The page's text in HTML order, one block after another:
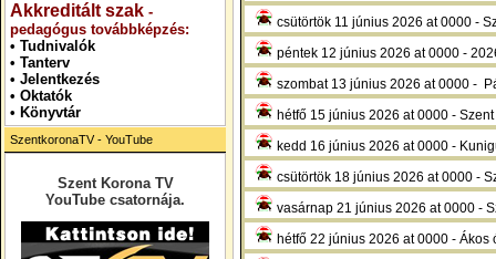
Akkreditált szak -
pedagógus továbbképzés:
• Tudnivalók
• Tanterv
• Jelentkezés
• Oktatók
• Könyvtár
SzentkoronaTV - YouTube
Szent Korona TV
YouTube csatornája.
csütörtök 11 június 2026 at 0000 -
péntek 12 június 2026 at 0000 -
szombat 13 június 2026 at 0000 -
hétfő 15 június 2026 at 0000 -
kedd 16 június 2026 at 0000 -
csütörtök 18 június 2026 at 0000 -
vasárnap 21 június 2026 at 0000 -
hétfő 22 június 2026 at 0000 - Ákos